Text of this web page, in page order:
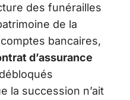
des funérailles
de la
bancaires,
d’assurance
la succession n’ait